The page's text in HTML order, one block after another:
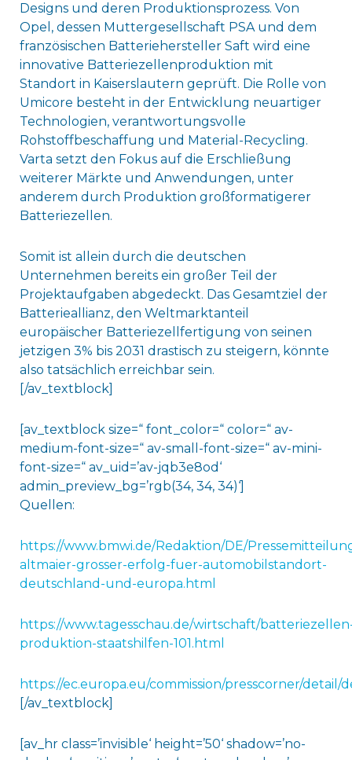
Designs und deren Produktionsprozess. Von
Opel, dessen Muttergesellschaft PSA und dem
französischen Batteriehersteller Saft wird eine
innovative Batteriezellenproduktion mit
Standort in Kaiserslautern geprüft. Die Rolle von
Umicore besteht in der Entwicklung neuartiger
Technologien, verantwortungsvolle
Rohstoffbeschaffung und Material-Recycling.
Varta setzt den Fokus auf die Erschließung
weiterer Märkte und Anwendungen, unter
anderem durch Produktion großformatigerer
Batteriezellen.
Somit ist allein durch die deutschen
Unternehmen bereits ein großer Teil der
Projektaufgaben abgedeckt. Das Gesamtziel der
Batterieallianz, den Weltmarktanteil
europäischer Batteriezellfertigung von seinen
jetzigen 3% bis 2031 drastisch zu steigern, könnte
also tatsächlich erreichbar sein.
[/av_textblock]
[av_textblock size=“ font_color=“ color=“ av-
medium-font-size=“ av-small-font-size=“ av-mini-
font-size=“ av_uid=’av-jqb3e8od‘
admin_preview_bg=’rgb(34, 34, 34)‘]
Quellen:
https://www.bmwi.de/Redaktion/DE/
altmaier-grosser-erfolg-fuer-automobilstandort-
deutschland-und-europa.html
https://www.tagesschau.de/wirtschaft/
produktion-staatshilfen-101.html
https://ec.europa.eu/commission/presscorner/detail/
[/av_textblock]
[av_hr class=’invisible‘ height=’50‘ shadow=’no-